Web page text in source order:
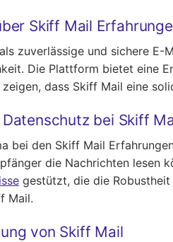
Skiff Mail
zuverlässige und sichere
Die Plattform bietet eine
dass Skiff Mail eine
bei Skiff
bei den Skiff Mail
die Nachrichten lesen
gestützt, die die
Mail.
von Skiff Mail